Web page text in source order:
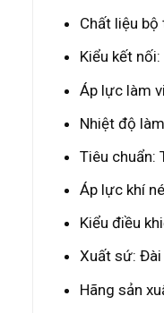
Chất liệu
Kiểu kết
Áp lực làm
Nhiệt độ
Tiêu chuẩn:
Áp lực khí
Kiểu điều
Xuất sứ: Đài
Hãng sản